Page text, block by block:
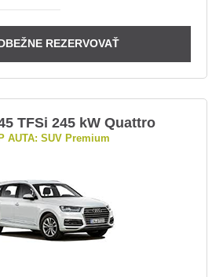
REZERVOVAŤ
TFSi 245 kW Quattro
AUTA: SUV Premium